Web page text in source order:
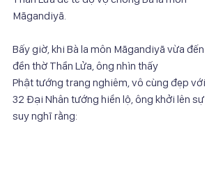
Māgandiyā.
Bấy giờ, khi Bà la môn Māgandiyā vừa đến
đền thờ Thần Lửa, ông nhìn thấy
Phật tướng trang nghiêm, vô cùng đẹp với
32 Đại Nhân tướng hiển lộ, ông khởi lên sự
suy nghĩ rằng: